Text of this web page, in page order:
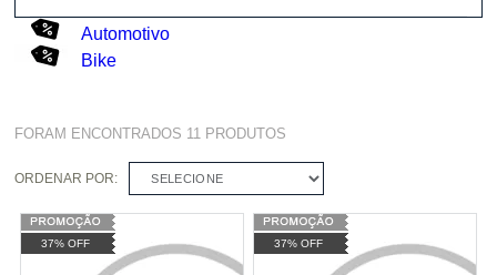
Automotivo
Bike
FORAM ENCONTRADOS 11 PRODUTOS
ORDENAR POR: SELECIONE
37% OFF 37% OFF